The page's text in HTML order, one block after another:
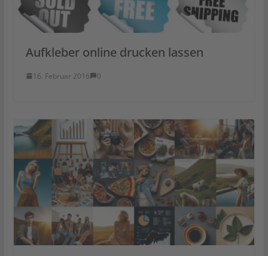
Aufkleber online drucken lassen
16. Februar 2016 0